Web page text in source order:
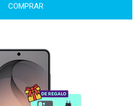
COMPRAR